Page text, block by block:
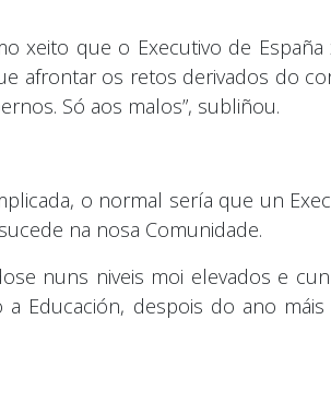
que o Executivo de
afrontar os retos derivados do
Só aos malos”, subliñou.
o normal sería que un
na nosa Comunidade.
nuns niveis moi elevados e
Educación, despois do ano máis